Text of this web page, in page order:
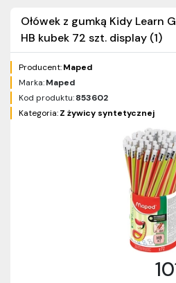
Ołówek z gumką Kidy Learn
HB kubek 72 szt. display (1)
Producent:Maped
Marka:Maped
Kod produktu:853602
Kategoria:Z żywicy syntetycznej